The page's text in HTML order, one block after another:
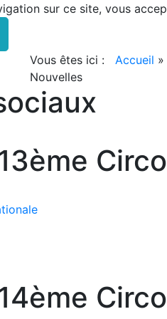
sur ce site, vous
Vous êtes ici : Accueil »
Nouvelles